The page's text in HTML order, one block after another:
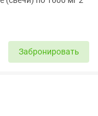
Забронировать